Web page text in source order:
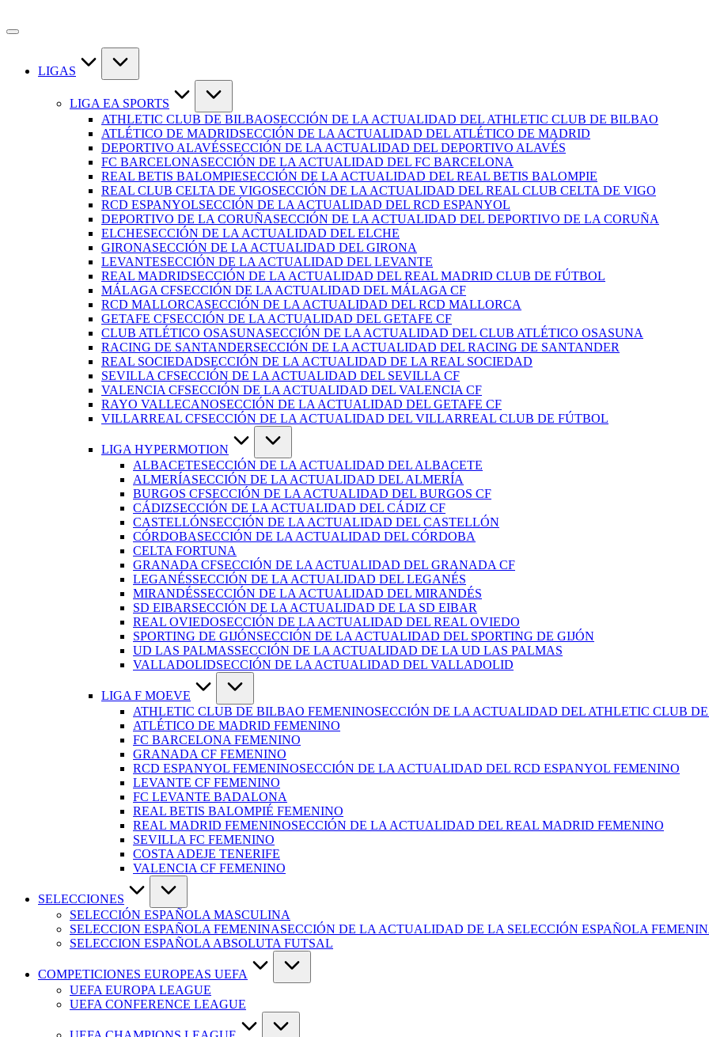
LIGAS
LIGA EA SPORTS
ATHLETIC CLUB DE BILBAOSECCIÓN DE LA ACTUALIDAD DEL ATHLETIC CLUB DE BILBAO
ATLÉTICO DE MADRIDSECCIÓN DE LA ACTUALIDAD DEL ATLÉTICO DE MADRID
DEPORTIVO ALAVÉSSECCIÓN DE LA ACTUALIDAD DEL DEPORTIVO ALAVÉS
FC BARCELONASECCIÓN DE LA ACTUALIDAD DEL FC BARCELONA
REAL BETIS BALOMPIESECCIÓN DE LA ACTUALIDAD DEL REAL BETIS BALOMPIE
REAL CLUB CELTA DE VIGOSECCIÓN DE LA ACTUALIDAD DEL REAL CLUB CELTA DE VIGO
RCD ESPANYOLSECCIÓN DE LA ACTUALIDAD DEL RCD ESPANYOL
DEPORTIVO DE LA CORUÑASECCIÓN DE LA ACTUALIDAD DEL DEPORTIVO DE LA CORUÑA
ELCHESECCIÓN DE LA ACTUALIDAD DEL ELCHE
GIRONASECCIÓN DE LA ACTUALIDAD DEL GIRONA
LEVANTESECCIÓN DE LA ACTUALIDAD DEL LEVANTE
REAL MADRIDSECCIÓN DE LA ACTUALIDAD DEL REAL MADRID CLUB DE FÚTBOL
MÁLAGA CFSECCIÓN DE LA ACTUALIDAD DEL MÁLAGA CF
RCD MALLORCASECCIÓN DE LA ACTUALIDAD DEL RCD MALLORCA
GETAFE CFSECCIÓN DE LA ACTUALIDAD DEL GETAFE CF
CLUB ATLÉTICO OSASUNASECCIÓN DE LA ACTUALIDAD DEL CLUB ATLÉTICO OSASUNA
RACING DE SANTANDERSECCIÓN DE LA ACTUALIDAD DEL RACING DE SANTANDER
REAL SOCIEDADSECCIÓN DE LA ACTUALIDAD DE LA REAL SOCIEDAD
SEVILLA CFSECCIÓN DE LA ACTUALIDAD DEL SEVILLA CF
VALENCIA CFSECCIÓN DE LA ACTUALIDAD DEL VALENCIA CF
RAYO VALLECANOSECCIÓN DE LA ACTUALIDAD DEL GETAFE CF
VILLARREAL CFSECCIÓN DE LA ACTUALIDAD DEL VILLARREAL CLUB DE FÚTBOL
LIGA HYPERMOTION
ALBACETESECCIÓN DE LA ACTUALIDAD DEL ALBACETE
ALMERÍASECCIÓN DE LA ACTUALIDAD DEL ALMERÍA
BURGOS CFSECCIÓN DE LA ACTUALIDAD DEL BURGOS CF
CÁDIZSECCIÓN DE LA ACTUALIDAD DEL CÁDIZ CF
CASTELLÓNSECCIÓN DE LA ACTUALIDAD DEL CASTELLÓN
CÓRDOBASECCIÓN DE LA ACTUALIDAD DEL CÓRDOBA
CELTA FORTUNA
GRANADA CFSECCIÓN DE LA ACTUALIDAD DEL GRANADA CF
LEGANÉSSECCIÓN DE LA ACTUALIDAD DEL LEGANÉS
MIRANDÉSSECCIÓN DE LA ACTUALIDAD DEL MIRANDÉS
SD EIBARSECCIÓN DE LA ACTUALIDAD DE LA SD EIBAR
REAL OVIEDOSECCIÓN DE LA ACTUALIDAD DEL REAL OVIEDO
SPORTING DE GIJÓNSECCIÓN DE LA ACTUALIDAD DEL SPORTING DE GIJÓN
UD LAS PALMASSECCIÓN DE LA ACTUALIDAD DE LA UD LAS PALMAS
VALLADOLIDSECCIÓN DE LA ACTUALIDAD DEL VALLADOLID
LIGA F MOEVE
ATHLETIC CLUB DE BILBAO FEMENINOSECCIÓN DE LA ACTUALIDAD DEL ATHLETIC CLUB
ATLÉTICO DE MADRID FEMENINO
FC BARCELONA FEMENINO
GRANADA CF FEMENINO
RCD ESPANYOL FEMENINOSECCIÓN DE LA ACTUALIDAD DEL RCD ESPANYOL FEMENINO
LEVANTE CF FEMENINO
FC LEVANTE BADALONA
REAL BETIS BALOMPIÉ FEMENINO
REAL MADRID FEMENINOSECCIÓN DE LA ACTUALIDAD DEL REAL MADRID FEMENINO
SEVILLA FC FEMENINO
COSTA ADEJE TENERIFE
VALENCIA CF FEMENINO
SELECCIONES
SELECCIÓN ESPAÑOLA MASCULINA
SELECCION ESPAÑOLA FEMENINASECCIÓN DE LA ACTUALIDAD DE LA SELECCIÓN ESPAÑOLA
SELECCION ESPAÑOLA ABSOLUTA FUTSAL
COMPETICIONES EUROPEAS UEFA
UEFA EUROPA LEAGUE
UEFA CONFERENCE LEAGUE